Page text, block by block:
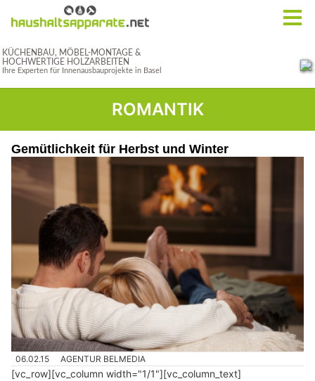
ROMANTIK
Gemütlichkeit für Herbst und Winter
06.02.15 AGENTUR BELMEDIA
[vc_row][vc_column width="1/1"][vc_column_text]